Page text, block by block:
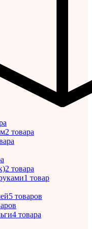
2 товара
2 товара
1 товар
5 товаров
4 товара